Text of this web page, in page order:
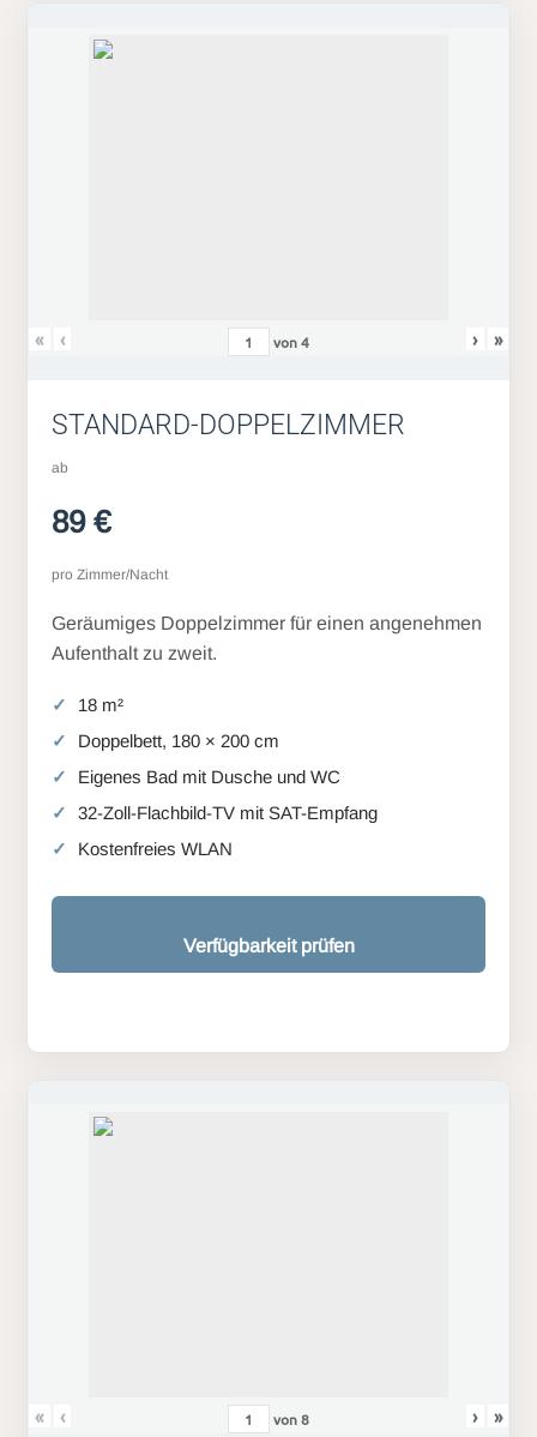
« ‹ von4 › »
STANDARD-DOPPELZIMMER
ab
89 €
pro Zimmer/Nacht
Geräumiges Doppelzimmer für einen angenehmen
Aufenthalt zu zweit.
18 m²
Doppelbett, 180 × 200 cm
Eigenes Bad mit Dusche und WC
32-Zoll-Flachbild-TV mit SAT-Empfang
Kostenfreies WLAN
Verfügbarkeit prüfen
« ‹ von8 › »